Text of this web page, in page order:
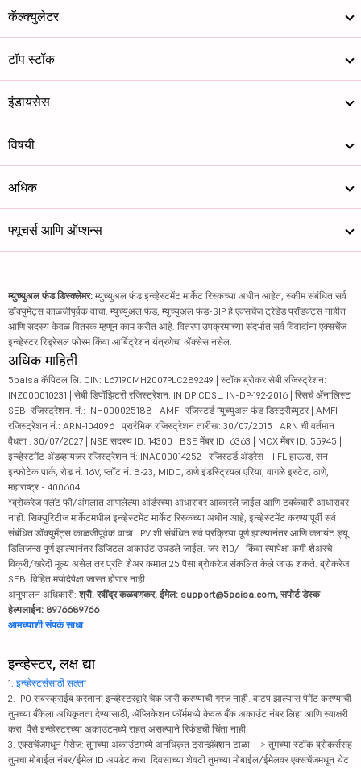
कॅल्क्युलेटर
टॉप स्टॉक
इंडायसेस
विषयी
अधिक
फ्यूचर्स आणि ऑप्शन्स
म्युच्युअल फंड डिस्क्लेमर: म्युच्युअल फंड इन्व्हेस्टमेंट मार्केट रिस्कच्या अधीन आहेत, स्कीम संबंधित सर्व
डॉक्युमेंट्स काळजीपूर्वक वाचा. म्युच्युअल फंड, म्युच्युअल फंड-SIP हे एक्सचेंज ट्रेडेड प्रॉडक्ट्स नाहीत
आणि सदस्य केवळ वितरक म्हणून काम करीत आहे. वितरण उपक्रमाच्या संदर्भात सर्व विवादांना एक्सचेंज
इन्व्हेस्टर रिड्रेसल फोरम किंवा आर्बिट्रेशन यंत्रणेचा ॲक्सेस नसेल.
अधिक माहिती
5paisa कॅपिटल लि. CIN: L67190MH2007PLC289249 | स्टॉक ब्रोकर सेबी रजिस्ट्रेशन:
INZ000010231 | सेबी डिपॉझिटरी रजिस्ट्रेशन: IN DP CDSL: IN-DP-192-2016 | रिसर्च ॲनालिस्ट
SEBI रजिस्ट्रेशन. नं.: INH000025188 | AMFI-रजिस्टर्ड म्युच्युअल फंड डिस्ट्रीब्यूटर | AMFI
रजिस्ट्रेशन नं.: ARN-104096 | प्रारंभिक रजिस्ट्रेशन तारीख: 30/07/2015 | ARN ची वर्तमान
वैधता : 30/07/2027 | NSE सदस्य ID: 14300 | BSE मेंबर ID: 6363 | MCX मेंबर ID: 55945 |
इन्व्हेस्टमेंट ॲडव्हायजर रजिस्ट्रेशन नं: INA000014252 | रजिस्टर्ड ॲड्रेस - IIFL हाऊस, सन
इन्फोटेक पार्क, रोड नं. 16V, प्लॉट नं. B-23, MIDC, ठाणे इंडस्ट्रियल एरिया, वागळे इस्टेट, ठाणे,
महाराष्ट्र - 400604
*ब्रोकरेज फ्लॅट फी/अंमलात आणलेल्या ऑर्डरच्या आधारावर आकारले जाईल आणि टक्केवारी आधारावर
नाही. सिक्युरिटीज मार्केटमधील इन्व्हेस्टमेंट मार्केट रिस्कच्या अधीन आहे, इन्व्हेस्टमेंट करण्यापूर्वी सर्व
संबंधित डॉक्युमेंट्स काळजीपूर्वक वाचा. IPV शी संबंधित सर्व प्रक्रिया पूर्ण झाल्यानंतर आणि क्लायंट ड्यू
डिलिजन्स पूर्ण झाल्यानंतर डिजिटल अकाउंट उघडले जाईल. जर ₹10/- किंवा त्यापेक्षा कमी शेअरचे
विक्री/खरेदी मूल्य असेल तर प्रति शेअर कमाल 25 पैसा ब्रोकरेज संकलित केले जाऊ शकते. ब्रोकरेज
SEBI विहित मर्यादेपेक्षा जास्त होणार नाही.
अनुपालन अधिकारी: श्री. रवींद्र कळवणकर, ईमेल: support@5paisa.com, सपोर्ट डेस्क
हेल्पलाईन: 8976689766
आमच्याशी संपर्क साधा
इन्व्हेस्टर, लक्ष द्या
1. इन्व्हेस्टर्ससाठी सल्ला
2. IPO सबस्क्राईब करताना इन्व्हेस्टरद्वारे चेक जारी करण्याची गरज नाही. वाटप झाल्यास पेमेंट करण्याची
तुमच्या बँकेला अधिकृतता देण्यासाठी, ॲप्लिकेशन फॉर्ममध्ये केवळ बँक अकाउंट नंबर लिहा आणि स्वाक्षरी
करा. पैसे इन्व्हेस्टरच्या अकाउंटमध्ये राहत असल्याने रिफंडची चिंता नाही.
3. एक्सचेंजमधून मेसेज: तुमच्या अकाउंटमध्ये अनधिकृत ट्रान्झॅक्शन टाळा --> तुमच्या स्टॉक ब्रोकर्ससह
तुमचा मोबाईल नंबर/ईमेल ID अपडेट करा. दिवसाच्या शेवटी तुमच्या मोबाईल/ईमेलवर एक्सचेंजमधून थेट